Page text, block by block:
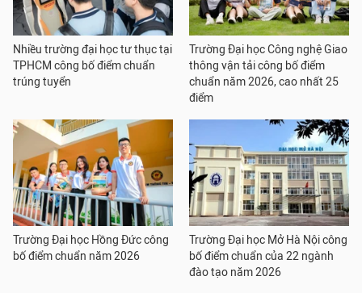
Nhiều trường đại học tư thục tại
TPHCM công bố điểm chuẩn
trúng tuyển
Trường Đại học Công nghệ Giao
thông vận tải công bố điểm
chuẩn năm 2026, cao nhất 25
điểm
Trường Đại học Hồng Đức công
bố điểm chuẩn năm 2026
Trường Đại học Mở Hà Nội công
bố điểm chuẩn của 22 ngành
đào tạo năm 2026